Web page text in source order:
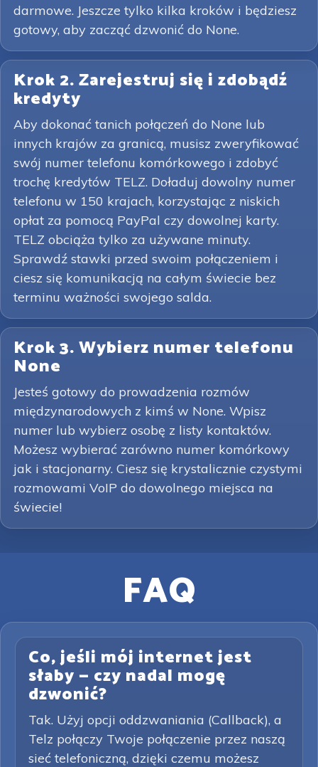
darmowe. Jeszcze tylko kilka kroków i będziesz
gotowy, aby zacząć dzwonić do None.
Krok 2. Zarejestruj się i zdobądź
kredyty
Aby dokonać tanich połączeń do None lub
innych krajów za granicą, musisz zweryfikować
swój numer telefonu komórkowego i zdobyć
trochę kredytów TELZ. Doładuj dowolny numer
telefonu w 150 krajach, korzystając z niskich
opłat za pomocą PayPal czy dowolnej karty.
TELZ obciąża tylko za używane minuty.
Sprawdź stawki przed swoim połączeniem i
ciesz się komunikacją na całym świecie bez
terminu ważności swojego salda.
Krok 3. Wybierz numer telefonu
None
Jesteś gotowy do prowadzenia rozmów
międzynarodowych z kimś w None. Wpisz
numer lub wybierz osobę z listy kontaktów.
Możesz wybierać zarówno numer komórkowy
jak i stacjonarny. Ciesz się krystalicznie czystymi
rozmowami VoIP do dowolnego miejsca na
świecie!
FAQ
Co, jeśli mój internet jest
słaby — czy nadal mogę
dzwonić?
Tak. Użyj opcji oddzwaniania (Callback), a
Telz połączy Twoje połączenie przez naszą
sieć telefoniczną, dzięki czemu możesz